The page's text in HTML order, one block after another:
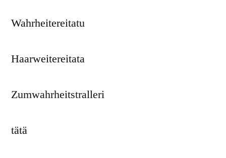
Wahrheitereitatu
Haarweitereitata
Zumwahrheitstralleri
tätä